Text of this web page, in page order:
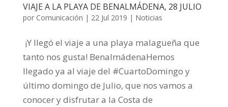
VIAJE A LA PLAYA DE BENALMÁDENA, 28 JULIO
por Comunicación | 22 Jul 2019 | Noticias
¡Y llegó el viaje a una playa malagueña que
tanto nos gusta! BenalmádenaHemos
llegado ya al viaje del #CuartoDomingo y
último domingo de Julio, que nos vamos a
conocer y disfrutar a la Costa de